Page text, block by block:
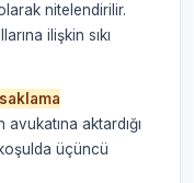
nitelendirilir.
ilişkin sıkı
aktardığı
üçüncü